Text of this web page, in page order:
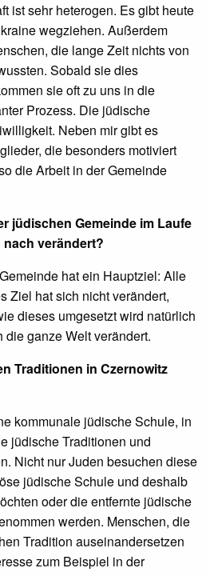
ist sehr heterogen. Es gibt heute
wegziehen. Außerdem
die lange Zeit nichts von
Sobald sie dies
sie oft zu uns in die
Prozess. Die jüdische
Neben mir gibt es
die besonders motiviert
die Arbeit in der Gemeinde
jüdischen Gemeinde im Laufe
verändert?
hat ein Hauptziel: Alle
Ziel hat sich nicht verändert,
dieses umgesetzt wird natürlich
ganze Welt verändert.
Traditionen in Czernowitz
kommunale jüdische Schule, in
jüdische Traditionen und
Nicht nur Juden besuchen diese
jüdische Schule und deshalb
oder die entfernte jüdische
werden. Menschen, die
Tradition auseinandersetzen
zum Beispiel in der